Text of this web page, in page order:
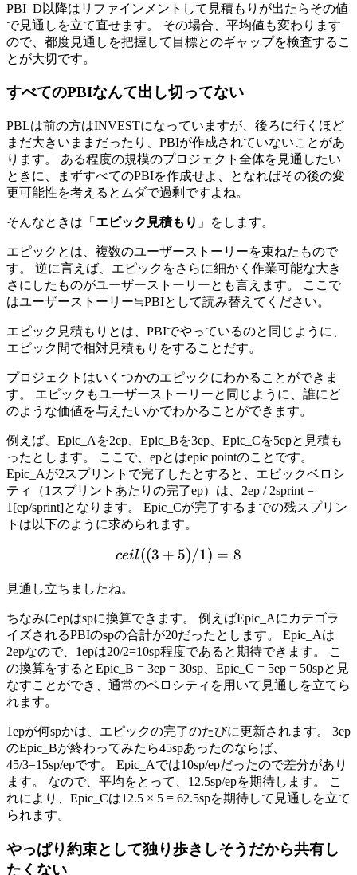
PBI_D以降はリファインメントして見積もりが出たらその値
で見通しを立て直せます。 その場合、平均値も変わります
ので、都度見通しを把握して目標とのギャップを検査するこ
とが大切です。
すべてのPBIなんて出し切ってない
PBLは前の方はINVESTになっていますが、後ろに行くほど
まだ大きいままだったり、PBIが作成されていないことがあ
ります。 ある程度の規模のプロジェクト全体を見通したい
ときに、まずすべてのPBIを作成せよ、となればその後の変
更可能性を考えるとムダで過剰ですよね。
そんなときは「 エピック見積もり 」をします。
エピックとは、複数のユーザーストーリーを束ねたもので
す。 逆に言えば、エピックをさらに細かく作業可能な大き
さにしたものがユーザーストーリーとも言えます。 ここで
はユーザーストーリー≒PBIとして読み替えてください。
エピック見積もりとは、PBIでやっているのと同じように、
エピック間で相対見積もりをすることだす。
プロジェクトはいくつかのエピックにわかることができま
す。 エピックもユーザーストーリーと同じように、誰にど
のような価値を与えたいかでわかることができます。
例えば、Epic_Aを2ep、Epic_Bを3ep、Epic_Cを5epと見積も
ったとします。 ここで、epとはepic pointのことです。
Epic_Aが2スプリントで完了したとすると、エピックベロシ
ティ（1スプリントあたりの完了ep）は、2ep / 2sprint =
1[ep/sprint]となります。 Epic_Cが完了するまでの残スプリン
トは以下のように求められます。
ceil((3+5)/1)=8
ceil((3 + 5)/1) = 8
見通し立ちましたね。
ちなみにepはspに換算できます。 例えばEpic_Aにカテゴラ
イズされるPBIのspの合計が20だったとします。 Epic_Aは
2epなので、1epは20/2=10sp程度であると期待できます。 こ
の換算をするとEpic_B = 3ep = 30sp、Epic_C = 5ep = 50spと見
なすことができ、通常のベロシティを用いて見通しを立てら
れます。
1epが何spかは、エピックの完了のたびに更新されます。 3ep
のEpic_Bが終わってみたら45spあったのならば、
45/3=15sp/epです。 Epic_Aでは10sp/epだったので差分があり
ます。 なので、平均をとって、12.5sp/epを期待します。 こ
れにより、Epic_Cは12.5 × 5 = 62.5spを期待して見通しを立て
られます。
やっぱり約束として独り歩きしそうだから共有し
たくない